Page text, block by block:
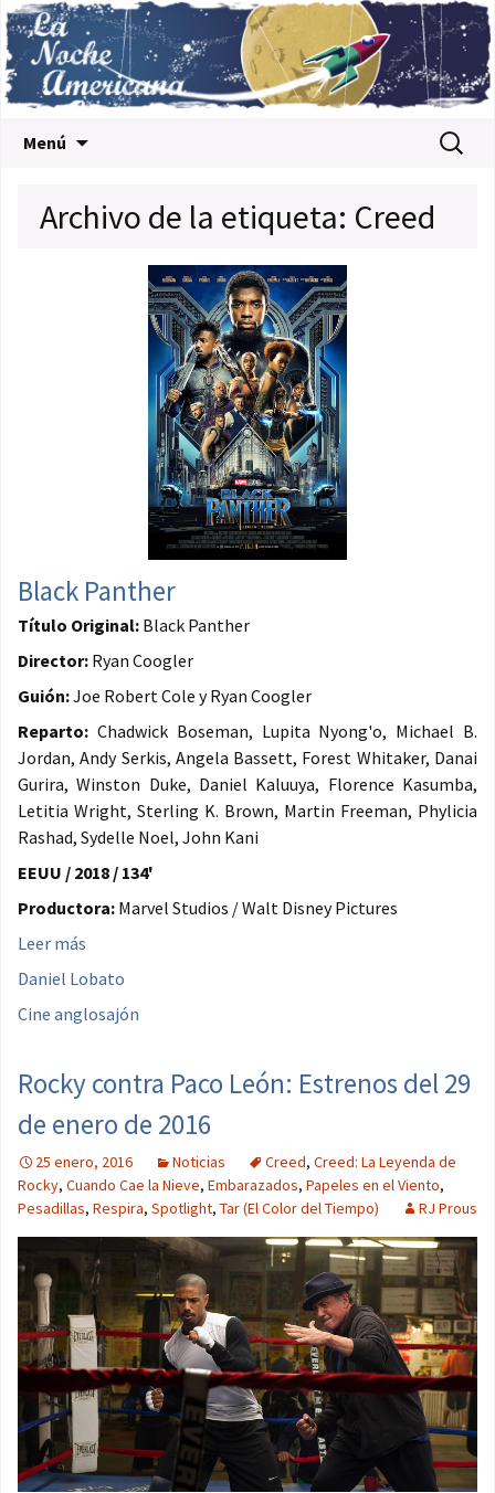
Menú Buscar:
Archivo de la etiqueta: Creed
Black Panther
Título Original: Black Panther
Director: Ryan Coogler
Guión:Joe Robert Cole y Ryan Coogler
Reparto: Chadwick Boseman, Lupita Nyong'o, Michael B.
Jordan, Andy Serkis, Angela Bassett, Forest Whitaker, Danai
Gurira, Winston Duke, Daniel Kaluuya, Florence Kasumba,
Letitia Wright, Sterling K. Brown, Martin Freeman, Phylicia
Rashad, Sydelle Noel, John Kani
EEUU / 2018 / 134'
Productora: Marvel Studios / Walt Disney Pictures
Leer más
Daniel Lobato
Cine anglosajón
Rocky contra Paco León: Estrenos del 29
de enero de 2016
25 enero, 2016 Noticias Creed, Creed: La Leyenda de
Rocky, Cuando Cae la Nieve, Embarazados, Papeles en el Viento,
Pesadillas, Respira, Spotlight, Tar (El Color del Tiempo) RJ Prous